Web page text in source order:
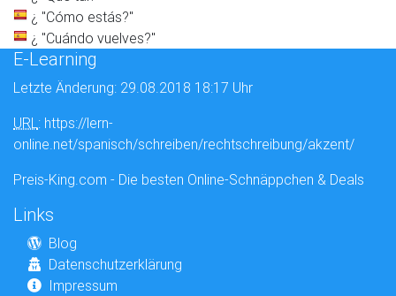
¿ "Cómo estás?"
¿ "Cuándo vuelves?"
E-Learning
Letzte Änderung: 29.08.2018 18:17 Uhr
URL: https://lern-
online.net/spanisch/schreiben/rechtschreibung/akzent/
Preis-King.com - Die besten Online-Schnäppchen & Deals
Links
Blog
Datenschutzerklärung
Impressum